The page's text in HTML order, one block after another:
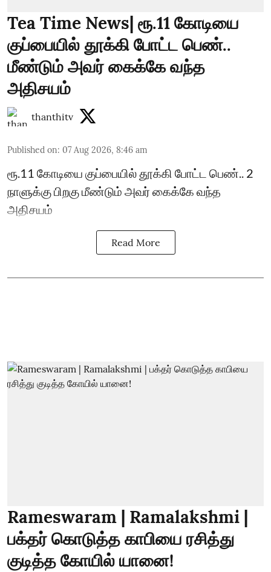
Tea Time News| ரூ.11 கோடியை
குப்பையில் தூக்கி போட்ட பெண்..
மீண்டும் அவர் கைக்கே வந்த
அதிசயம்
thanthitv
Published on: 07 Aug 2026, 8:46 am
ரூ.11 கோடியை குப்பையில் தூக்கி போட்ட பெண்.. 2
நாளுக்கு பிறகு மீண்டும் அவர் கைக்கே வந்த
அதிசயம்
Read More
Rameswaram | Ramalakshmi |
பக்தர் கொடுத்த காபியை ரசித்து
குடித்த கோயில் யானை!